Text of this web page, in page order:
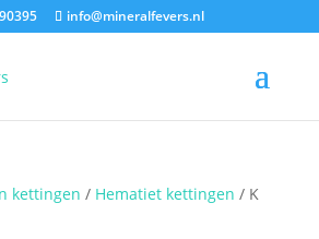
info@mineralfevers.nl
kettingen / Hematiet kettingen / K